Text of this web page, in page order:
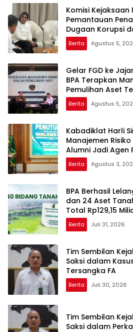
Komisi Kejaksaan
Pemantauan
Dugaan Korupsi
Melibatkan
Kejaksaan Agung
Berita Agustus 5,
Gelar FGD ke
BPA Terapkan
Pemulihan Aset
Pemanfaatan AI
Berita Agustus 5,
Kabadiklat Harli
Manajemen
Alumni Jadi Agen
Satker Kejaksaan
Berita Agustus 3,
BPA Berhasil
dan 24 Aset
Total Rp129,15
Berita Juli 31, 2026
Tim Sembilan
Saksi dalam
Tersangka FA
Berita Juli 30, 2026
Tim Sembilan
Saksi dalam